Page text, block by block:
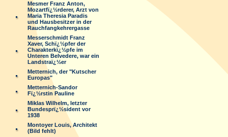
Mesmer Franz Anton,
Mozartfï¿½rderer, Arzt von
Maria Theresia Paradis
und Hausbesitzer in der
Rauchfangkehrergasse
Messerschmidt Franz
Xaver, Schï¿½pfer der
Charakterkï¿½pfe im
Unteren Belvedere, war ein
Landstraï¿½er
Metternich, der "Kutscher
Europas"
Metternich-Sandor
Fï¿½rstin Pauline
Miklas Wilhelm, letzter
Bundesprï¿½sident vor
1938
Montoyer Louis, Architekt
(Bild fehlt)